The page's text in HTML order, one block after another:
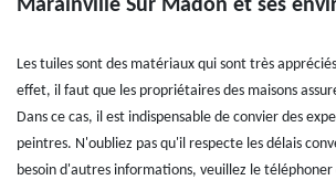
Marainville Sur Madon et ses
Les tuiles sont des matériaux qui sont très
effet, il faut que les propriétaires des maisons
Dans ce cas, il est indispensable de convier des
peintres. N'oubliez pas qu'il respecte les délais
besoin d'autres informations, veuillez le